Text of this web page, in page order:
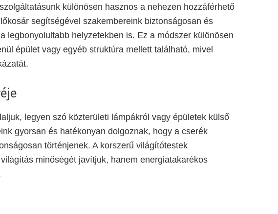
különösen hasznos a nehezen hozzáférhető
segítségével szakembereink biztonságosan és
legbonyolultabb helyzetekben is. Ez a módszer különösen
épület vagy egyéb struktúra mellett található, mivel
legyen szó közterületi lámpákról vagy épületek külső
gyorsan és hatékonyan dolgoznak, hogy a cserék
történjenek. A korszerű világítótestek
minőségét javítjuk, hanem energiatakarékos